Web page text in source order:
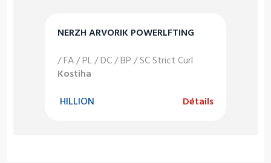
NERZH ARVORIK POWERLFTING
/ FA / PL / DC / BP / SC Strict Curl
Kostiha
HILLION Détails